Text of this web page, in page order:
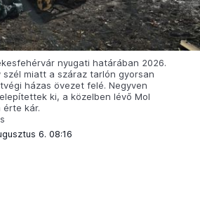
nyugati határában 2026.
szél miatt a száraz tarlón gyorsan
házas övezet felé. Negyven
ki, a közelben lévő Mol
érte kár.
6. 08:16